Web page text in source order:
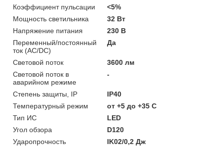
Коэффициент пульсации
<5%
Мощность светильника
32 Вт
Напряжение питания
230 В
Переменный/постоянный
ток (AC/DC)
Да
Световой поток
3600 лм
Световой поток в
аварийном режиме
-
Степень защиты, IP
IP40
Температурный режим
от +5 до +35 C
Тип ИС
LED
Угол обзора
D120
Ударопрочность
IK02/0,2 Дж